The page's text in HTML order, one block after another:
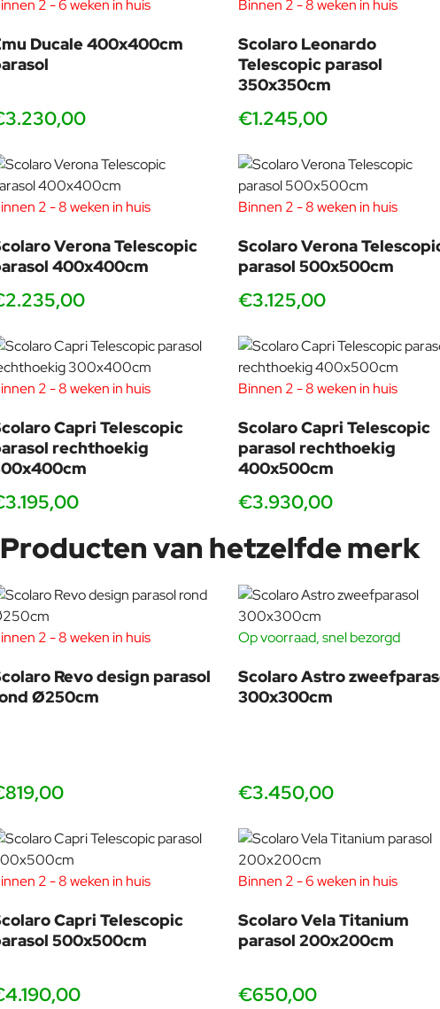
Tip van Veurst – Het verschil tussen de Verona en de Capri
en deScolaro Capri
? Beide
De Capri heeft een zwaardere constructie met dikkere profielen en
lichter, maar daardoor makkelijker te verplaatsen of op te bergen.
Afwerking & details
afwerking om de prijs vriendelijk te houden.
DeVeronais ideaal voor particulier en zakelijk gebruik
: een terras,
Prijs & waarde
Beide modellen bieden uitzonderlijke kwaliteit, maar deVeronais de
Kort samengevat:
KiesVerona
voor elegant design, gebruiksgemak en uitstekende
KiesCapri als je het allerbeste zoekt in stevigheid, afwerking en
2 - 6 weken in huis
Ducale 400x400cm
Binnen 2 - 8 weken in huis
Scolaro Leonardo
Telescopic parasol
350x350cm
€1.245,00
2 - 8 weken in huis
Verona Telescopic
400x400cm
Binnen 2 - 8 weken in huis
Scolaro Verona
parasol 500x500cm
€3.125,00
2 - 8 weken in huis
Capri Telescopic
rechthoekig
Binnen 2 - 8 weken in huis
Scolaro Capri Telescopic
parasol rechthoekig
400x500cm
€3.930,00
Producten van hetzelfde merk
2 - 8 weken in huis
Revo design parasol
Ø250cm
Op voorraad, snel bezorgd
Scolaro Astro
300x300cm
€3.450,00
2 - 8 weken in huis
Capri Telescopic
500x500cm
Binnen 2 - 6 weken in huis
Scolaro Vela Titanium
parasol 200x200cm
€650,00